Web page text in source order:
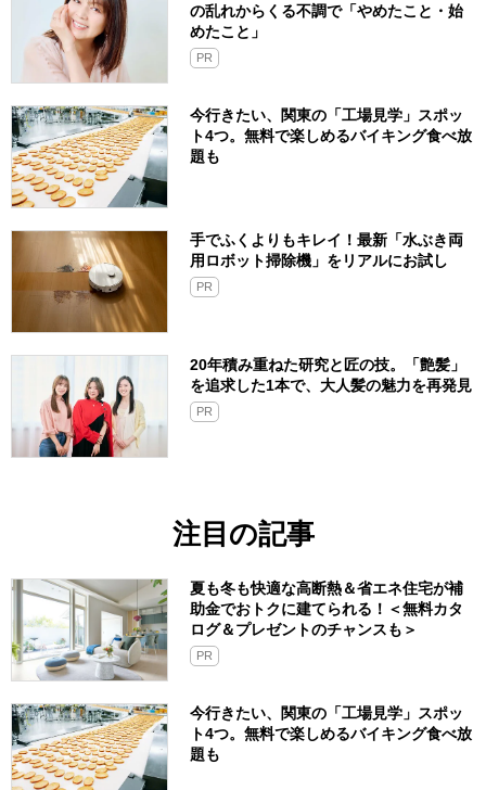
の乱れからくる不調で「やめたこと・始
めたこと」
PR
今行きたい、関東の「工場見学」スポッ
ト4つ。無料で楽しめるバイキング食べ放
題も
手でふくよりもキレイ！最新「水ぶき両
用ロボット掃除機」をリアルにお試し
PR
20年積み重ねた研究と匠の技。「艶髪」
を追求した1本で、大人髪の魅力を再発見
PR
注目の記事
夏も冬も快適な高断熱＆省エネ住宅が補
助金でおトクに建てられる！＜無料カタ
ログ＆プレゼントのチャンスも＞
PR
今行きたい、関東の「工場見学」スポッ
ト4つ。無料で楽しめるバイキング食べ放
題も